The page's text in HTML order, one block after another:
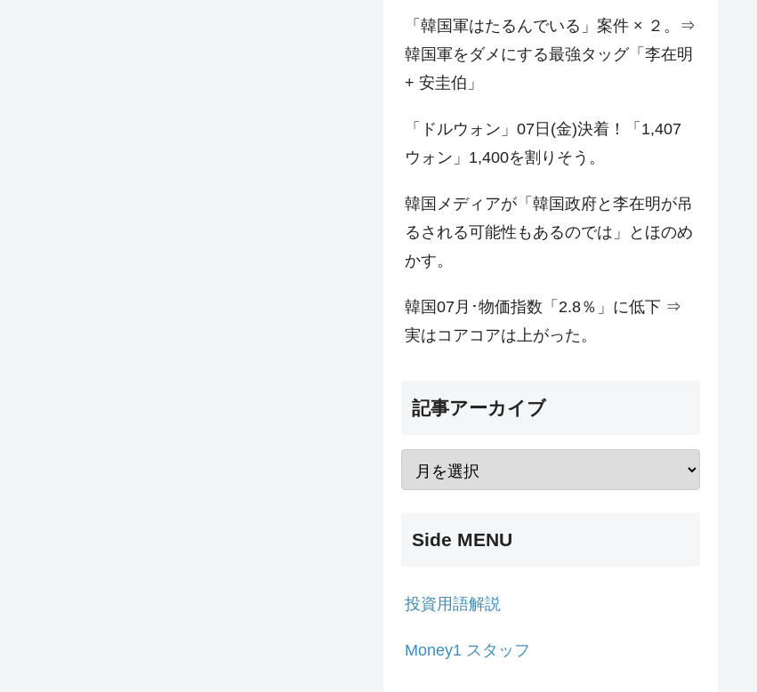
「韓国軍はたるんでいる」案件 × ２。⇒
韓国軍をダメにする最強タッグ「李在明
+ 安圭伯」
「ドルウォン」07日(金)決着！「1,407
ウォン」1,400を割りそう。
韓国メディアが「韓国政府と李在明が吊
るされる可能性もあるのでは」とほのめ
かす。
韓国07月･物価指数「2.8％」に低下 ⇒
実はコアコアは上がった。
記事アーカイブ
Side MENU
投資用語解説
Money1 スタッフ